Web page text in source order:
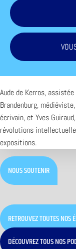
Aude de Kerros,
Brandenburg,
écrivain, et Yves
révolutions
expositions.
NOUS SOUTENIR
RETROUVEZ TOUTES NOS
DÉCOUVREZ TOUS NOS